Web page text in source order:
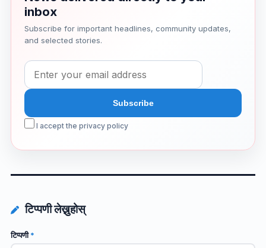
inbox
Subscribe for important headlines, community updates,
and selected stories.
I accept the privacy policy
टिप्पणी लेख्नुहोस्
टिप्पणी*